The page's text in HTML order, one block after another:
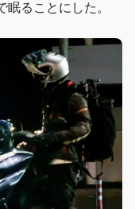
ることにした。